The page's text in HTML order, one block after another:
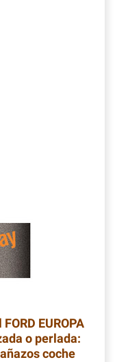
EUROPA
o perlada:
coche